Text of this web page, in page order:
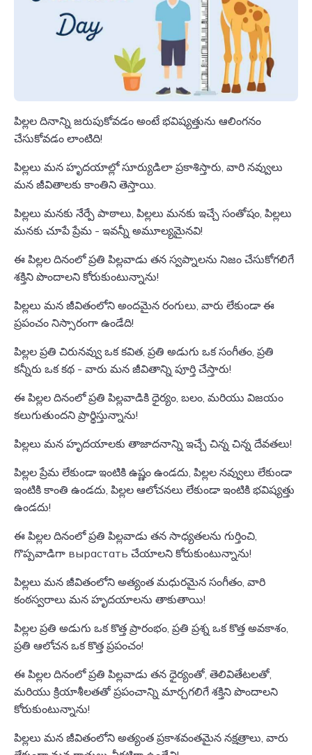
పిల్లల దినాన్ని జరుపుకోవడం అంటే భవిష్యత్తును ఆలింగనం
చేసుకోవడం లాంటిది!
పిల్లలు మన హృదయాల్లో సూర్యుడిలా ప్రకాశిస్తారు, వారి నవ్వులు
మన జీవితాలకు కాంతిని తెస్తాయి.
పిల్లలు మనకు నేర్పే పాఠాలు, పిల్లలు మనకు ఇచ్చే సంతోషం, పిల్లలు
మనకు చూపే ప్రేమ - ఇవన్నీ అమూల్యమైనవి!
ఈ పిల్లల దినంలో ప్రతి పిల్లవాడు తన స్వప్నాలను నిజం చేసుకోగలిగే
శక్తిని పొందాలని కోరుకుంటున్నాను!
పిల్లలు మన జీవితంలోని అందమైన రంగులు, వారు లేకుండా ఈ
ప్రపంచం నిస్సారంగా ఉండేది!
పిల్లల ప్రతి చిరునవ్వు ఒక కవిత, ప్రతి అడుగు ఒక సంగీతం, ప్రతి
కన్నీరు ఒక కథ - వారు మన జీవితాన్ని పూర్తి చేస్తారు!
ఈ పిల్లల దినంలో ప్రతి పిల్లవాడికి ధైర్యం, బలం, మరియు విజయం
కలుగుతుందని ప్రార్థిస్తున్నాను!
పిల్లలు మన హృదయాలకు తాజాదనాన్ని ఇచ్చే చిన్న చిన్న దేవతలు!
పిల్లల ప్రేమ లేకుండా ఇంటికి ఉష్ణం ఉండదు, పిల్లల నవ్వులు లేకుండా
ఇంటికి కాంతి ఉండదు, పిల్లల ఆలోచనలు లేకుండా ఇంటికి భవిష్యత్తు
ఉండదు!
ఈ పిల్లల దినంలో ప్రతి పిల్లవాడు తన సాధ్యతలను గుర్తించి,
గొప్పవాడిగా вырастать చేయాలని కోరుకుంటున్నాను!
పిల్లలు మన జీవితంలోని అత్యంత మధురమైన సంగీతం, వారి
కంఠస్వరాలు మన హృదయాలను తాకుతాయి!
పిల్లల ప్రతి అడుగు ఒక కొత్త ప్రారంభం, ప్రతి ప్రశ్న ఒక కొత్త అవకాశం,
ప్రతి ఆలోచన ఒక కొత్త ప్రపంచం!
ఈ పిల్లల దినంలో ప్రతి పిల్లవాడు తన ధైర్యంతో, తెలివితేటలతో,
మరియు క్రియాశీలతతో ప్రపంచాన్ని మార్చగలిగే శక్తిని పొందాలని
కోరుకుంటున్నాను!
పిల్లలు మన జీవితంలోని అత్యంత ప్రకాశవంతమైన నక్షత్రాలు, వారు